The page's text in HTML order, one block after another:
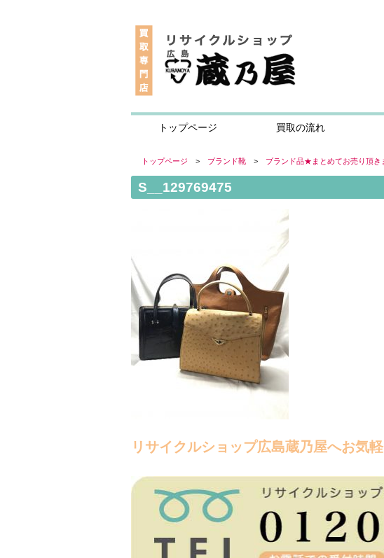
トップページ 買取の流れ
トップページ > ブランド靴 > ブランド品★まとめてお売り頂き
S__129769475
リサイクルショップ広島蔵乃屋へお気